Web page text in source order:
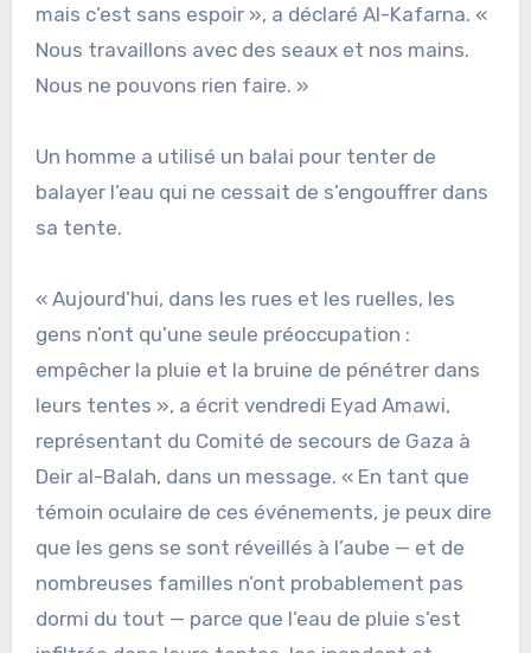
mais c’est sans espoir », a déclaré Al-Kafarna. «
Nous travaillons avec des seaux et nos mains.
Nous ne pouvons rien faire. »
Un homme a utilisé un balai pour tenter de
balayer l’eau qui ne cessait de s’engouffrer dans
sa tente.
« Aujourd’hui, dans les rues et les ruelles, les
gens n’ont qu’une seule préoccupation :
empêcher la pluie et la bruine de pénétrer dans
leurs tentes », a écrit vendredi Eyad Amawi,
représentant du Comité de secours de Gaza à
Deir al-Balah, dans un message. « En tant que
témoin oculaire de ces événements, je peux dire
que les gens se sont réveillés à l’aube — et de
nombreuses familles n’ont probablement pas
dormi du tout — parce que l’eau de pluie s’est